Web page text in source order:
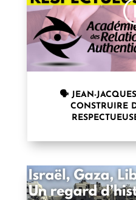
🗣 JEAN-
CONSTRUIRE